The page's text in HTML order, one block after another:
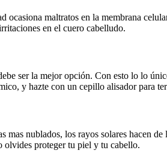
maltratos en la membrana
en el cuero cabelludo.
ser la mejor opción. Con esto lo lo
y hazte con un cepillo alisador para
nublados, los rayos solares hacen
olvides proteger tu piel y tu cabello.